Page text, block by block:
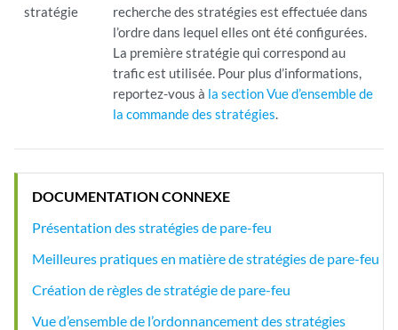
stratégie
recherche des stratégies est effectuée dans
l’ordre dans lequel elles ont été configurées.
La première stratégie qui correspond au
trafic est utilisée. Pour plus d’informations,
reportez-vous à la section Vue d’ensemble de
la commande des stratégies.
DOCUMENTATION CONNEXE
Présentation des stratégies de pare-feu
Meilleures pratiques en matière de stratégies de pare-feu
Création de règles de stratégie de pare-feu
Vue d’ensemble de l’ordonnancement des stratégies